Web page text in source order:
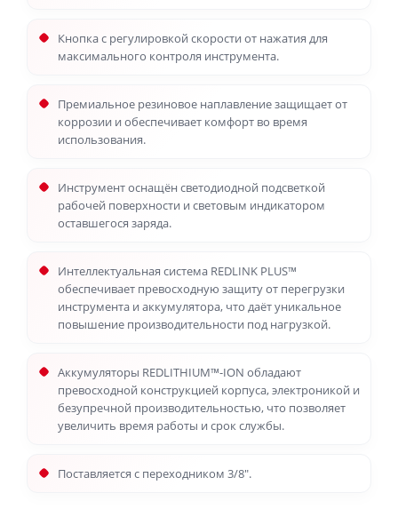
Кнопка с регулировкой скорости от нажатия для
максимального контроля инструмента.
Премиальное резиновое наплавление защищает от
коррозии и обеспечивает комфорт во время
использования.
Инструмент оснащён светодиодной подсветкой
рабочей поверхности и световым индикатором
оставшегося заряда.
Интеллектуальная система REDLINK PLUS™
обеспечивает превосходную защиту от перегрузки
инструмента и аккумулятора, что даёт уникальное
повышение производительности под нагрузкой.
Аккумуляторы REDLITHIUM™-ION обладают
превосходной конструкцией корпуса, электроникой и
безупречной производительностью, что позволяет
увеличить время работы и срок службы.
Поставляется с переходником 3/8″.